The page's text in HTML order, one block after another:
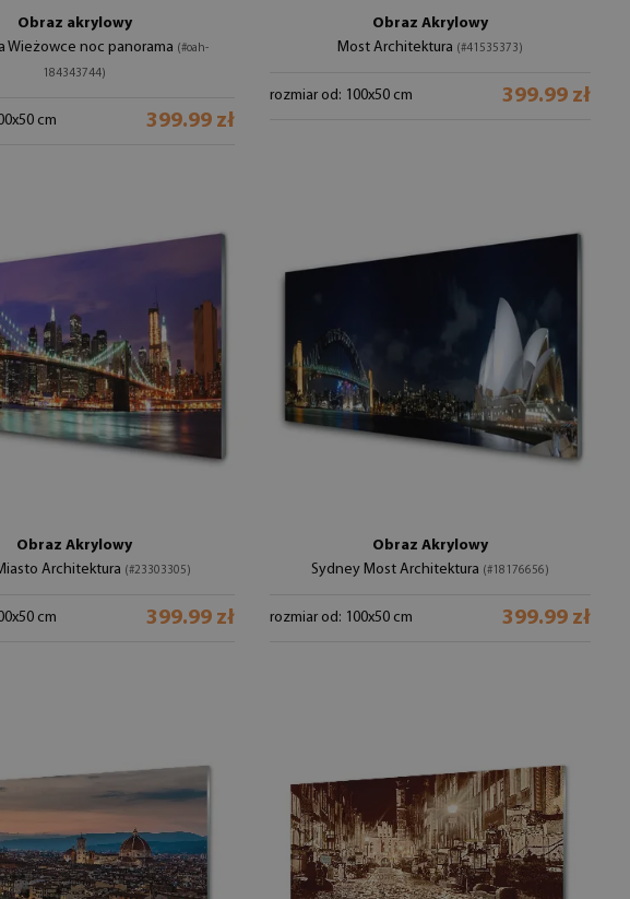
Obraz akrylowy
Wieżowce noc panorama (#oah-
184343744)
cm 399.99 zł
Obraz Akrylowy
Most Architektura (#41535373)
rozmiar od: 100x50 cm 399.99 zł
Obraz Akrylowy
Architektura (#23303305)
cm 399.99 zł
Obraz Akrylowy
Sydney Most Architektura (#18176656)
rozmiar od: 100x50 cm 399.99 zł